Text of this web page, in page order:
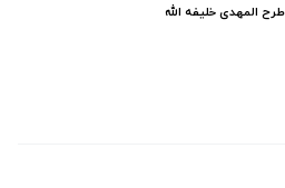
المهدی خلیفه الله